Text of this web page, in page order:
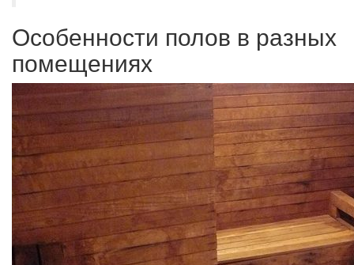
Особенности полов в разных
помещениях